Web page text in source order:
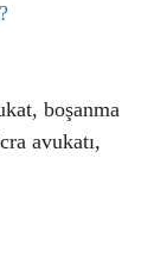
boşanma
avukatı,